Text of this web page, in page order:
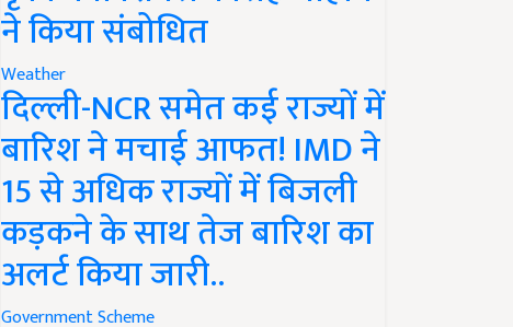
ने किया संबोधित
Weather
दिल्ली-NCR समेत कई राज्यों में
बारिश ने मचाई आफत! IMD ने
15 से अधिक राज्यों में बिजली
कड़कने के साथ तेज बारिश का
अलर्ट किया जारी..
Government Scheme